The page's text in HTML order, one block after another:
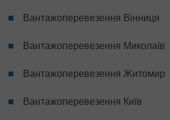
Вантажоперевезення Вінниця
Вантажоперевезення Миколаїв
Вантажоперевезення Житомир
Вантажоперевезення Київ